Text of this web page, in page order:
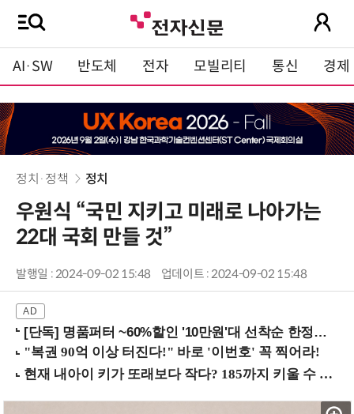
AI·SW 반도체 전자 모빌리티 통신 경제
정치·정책 정치
우원식 “국민 지키고 미래로 나아가는
22대 국회 만들 것”
발행일 : 2024-09-02 15:48 업데이트 : 2024-09-02 15:48
[단독] 명품퍼터 ~60%할인 '10만원'대 선착순 한정판매!